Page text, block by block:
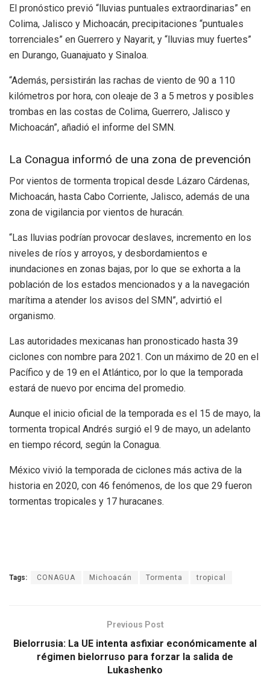
El pronóstico previó “lluvias puntuales extraordinarias” en
Colima, Jalisco y Michoacán, precipitaciones “puntuales
torrenciales” en Guerrero y Nayarit, y “lluvias muy fuertes”
en Durango, Guanajuato y Sinaloa.
“Además, persistirán las rachas de viento de 90 a 110
kilómetros por hora, con oleaje de 3 a 5 metros y posibles
trombas en las costas de Colima, Guerrero, Jalisco y
Michoacán”, añadió el informe del SMN.
La Conagua informó de una zona de prevención
Por vientos de tormenta tropical desde Lázaro Cárdenas,
Michoacán, hasta Cabo Corriente, Jalisco, además de una
zona de vigilancia por vientos de huracán.
“Las lluvias podrían provocar deslaves, incremento en los
niveles de ríos y arroyos, y desbordamientos e
inundaciones en zonas bajas, por lo que se exhorta a la
población de los estados mencionados y a la navegación
marítima a atender los avisos del SMN”, advirtió el
organismo.
Las autoridades mexicanas han pronosticado hasta 39
ciclones con nombre para 2021. Con un máximo de 20 en el
Pacífico y de 19 en el Atlántico, por lo que la temporada
estará de nuevo por encima del promedio.
Aunque el inicio oficial de la temporada es el 15 de mayo, la
tormenta tropical Andrés surgió el 9 de mayo, un adelanto
en tiempo récord, según la Conagua.
México vivió la temporada de ciclones más activa de la
historia en 2020, con 46 fenómenos, de los que 29 fueron
tormentas tropicales y 17 huracanes.
Tags: CONAGUA Michoacán Tormenta tropical
Previous Post
Bielorrusia: La UE intenta asfixiar económicamente al
régimen bielorruso para forzar la salida de
Lukashenko